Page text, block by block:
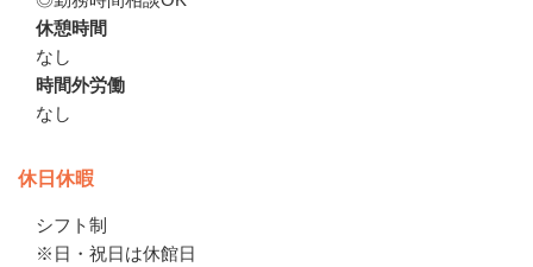
休憩時間
なし
時間外労働
なし
休日休暇
シフト制
※日・祝日は休館日